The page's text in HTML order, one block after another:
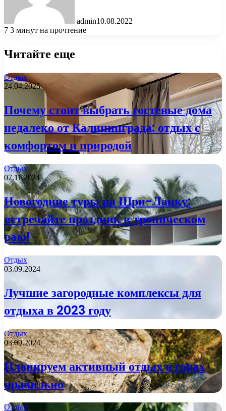
admin10.08.2022
7 3 минут на прочтение
Читайте еще
Отдых
24.04.2025
Почему стоит выбрать гостевые дома
недалеко от Калининграда: отдых с
комфортом и природой
Отдых
07.11.2024
Новогодние туры на Шри-Ланку:
встречайте праздник в тропическом
раю!
Отдых
03.09.2024
Лучшие загородные комплексы для
отдыха в 2023 году
Отдых
03.09.2024
Планируем активный отдых в горах
правильно
Отдых